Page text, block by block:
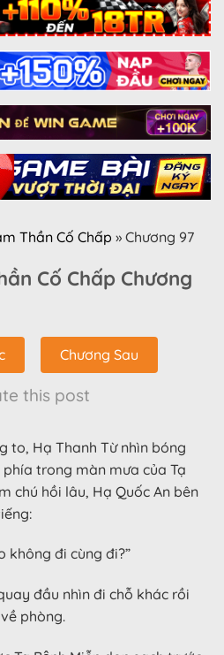
Thần Cố Chấp » Chương 97
Cố Chấp Chương
Chương Sau
this post
to, Hạ Thanh Từ nhìn bóng
trong màn mưa của Tạ
chú hồi lâu, Hạ Quốc An bên
không đi cùng đi?”
đầu nhìn đi chỗ khác rồi
phòng.